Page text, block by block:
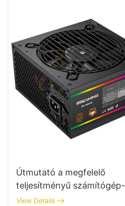
Útmutató a megfelelő
teljesítményű számítógép-
tápegység kiválasztásához
View Details